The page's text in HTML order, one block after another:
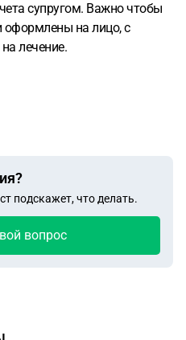
супругом. Важно чтобы
на лицо, с
лечение.
подскажет, что делать.
вопрос